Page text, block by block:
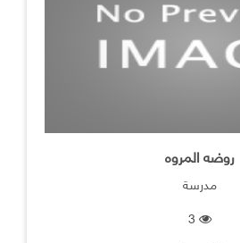
روضه المروه
مدرسة